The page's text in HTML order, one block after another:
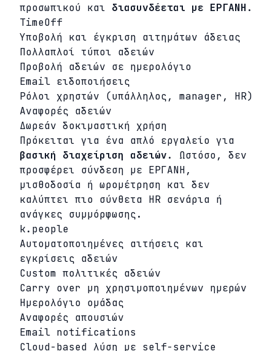
προσωπικού και διασυνδέεται με ΕΡΓΑΝΗ .
TimeOff
Υποβολή και έγκριση αιτημάτων άδειας
Πολλαπλοί τύποι αδειών
Προβολή αδειών σε ημερολόγιο
Email ειδοποιήσεις
Ρόλοι χρηστών (υπάλληλος, manager, HR)
Αναφορές αδειών
Δωρεάν δοκιμαστική χρήση
Πρόκειται για ένα απλό εργαλείο για
βασική διαχείριση αδειών. Ωστόσο, δεν
προσφέρει σύνδεση με ΕΡΓΑΝΗ,
μισθοδοσία ή ωρομέτρηση και δεν
καλύπτει πιο σύνθετα HR σενάρια ή
ανάγκες συμμόρφωσης.
k.people
Αυτοματοποιημένες αιτήσεις και
εγκρίσεις αδειών
Custom πολιτικές αδειών
Carry over μη χρησιμοποιημένων ημερών
Ημερολόγιο ομάδας
Αναφορές απουσιών
Email notifications
Cloud-based λύση με self-service